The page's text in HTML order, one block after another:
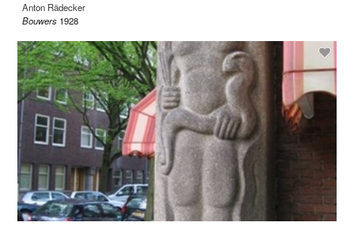
Anton Rädecker
Bouwers 1928